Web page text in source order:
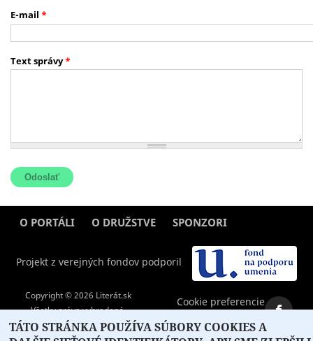
E-mail *
Text správy*
Copyright © 2026 Literát.sk
Všetky práva vyhradené.
Created byActivIT
O PORTÁLI O DRUŽSTVE SPONZORI
Projekt z verejných fondov podporil
Cookie preferencie
TÁTO STRÁNKA POUŽÍVA SÚBORY COOKIES A